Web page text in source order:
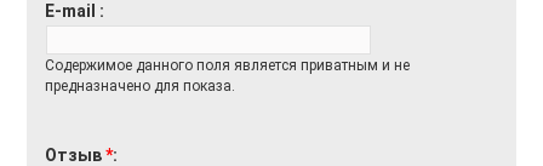
E-mail
Содержимое данного поля является приватным и не
предназначено для показа.
Отзыв*